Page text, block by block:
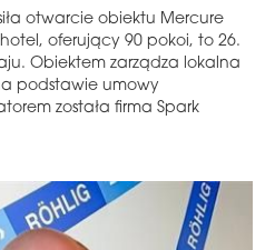
otwarcie obiektu Mercure
oferujący 90 pokoi, to 26.
Obiektem zarządza lokalna
podstawie umowy
została firma Spark